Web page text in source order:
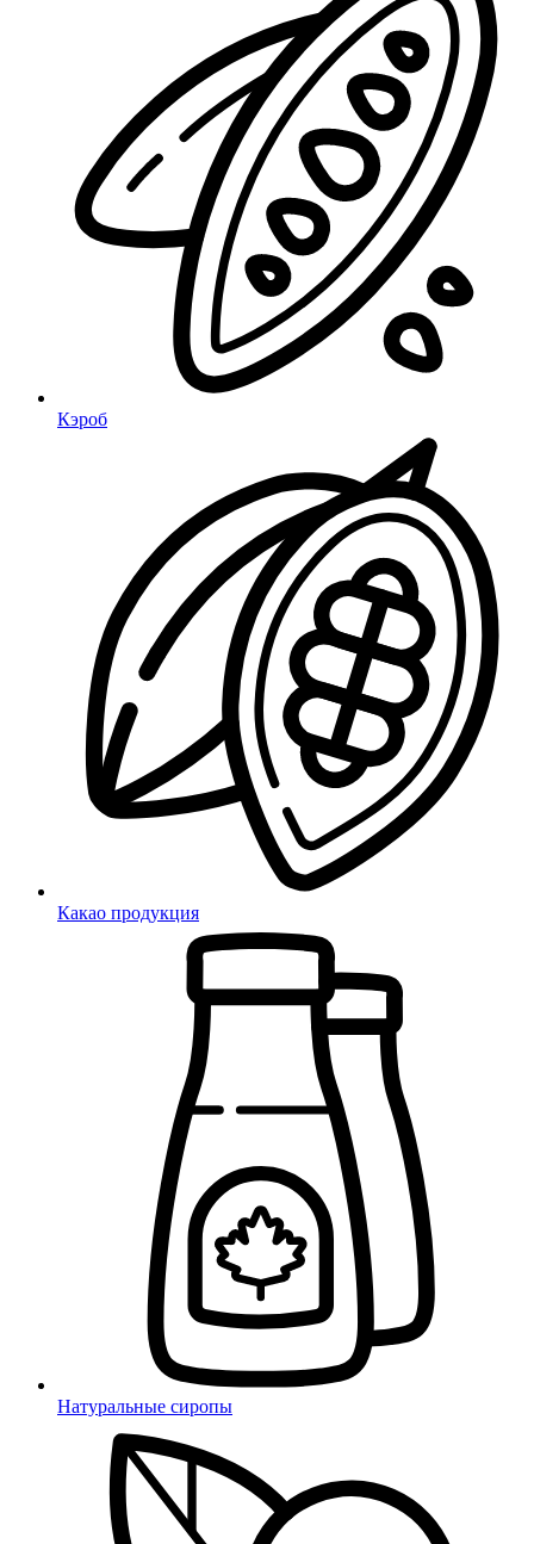
Кэроб
Какао продукция
Натуральные сиропы